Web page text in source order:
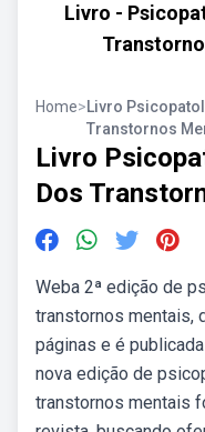
Livro -
Home>Livro
Transtornos
Livro
Dos
Weba 2ª edição de
transtornos mentais,
páginas e é
nova edição de
transtornos mentais